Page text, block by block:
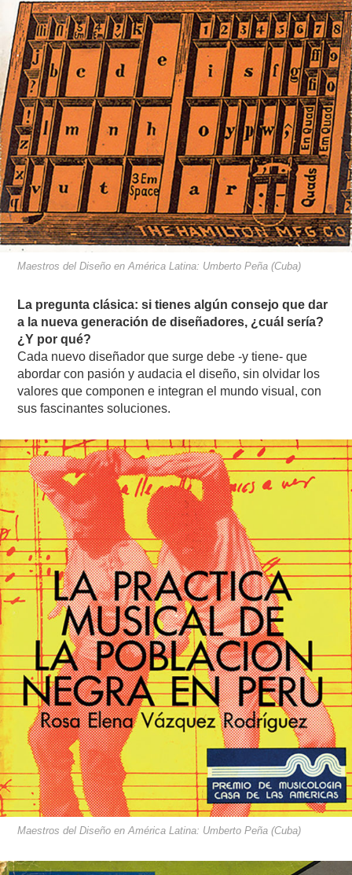
Maestros del Diseño en América Latina: Umberto Peña (Cuba)
La pregunta clásica: si tienes algún consejo que dar
a la nueva generación de diseñadores, ¿cuál sería?
¿Y por qué?
Cada nuevo diseñador que surge debe -y tiene- que
abordar con pasión y audacia el diseño, sin olvidar los
valores que componen e integran el mundo visual, con
sus fascinantes soluciones.
Maestros del Diseño en América Latina: Umberto Peña (Cuba)